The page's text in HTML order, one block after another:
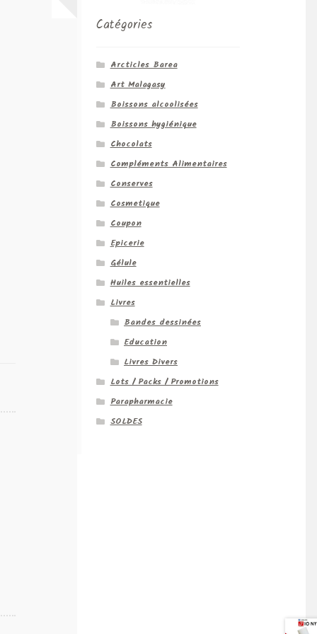
Catégories
Arcticles Barea
Art Malagasy
Boissons alcoolisées
Boissons hygiénique
Chocolats
Compléments Alimentaires
Conserves
Cosmetique
Coupon
Epicerie
Gélule
Huiles essentielles
Livres
Bandes dessinées
Education
Livres Divers
Lots / Packs / Promotions
Parapharmacie
SOLDES